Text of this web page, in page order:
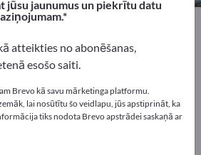
un Daļas
bez maksas
– Lietotas preces – Biznesa
jūsu jaunumus un piekrītu datu
atteikties no abonēšanas,
esošo saiti.
Brevo kā savu mārketinga platformu.
lai nosūtītu šo veidlapu, jūs apstiprināt, ka
tiks nodota Brevo apstrādei saskaņā ar